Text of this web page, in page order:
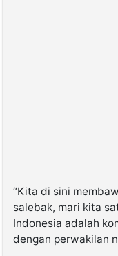
“Kita di sini
salebak, mari kita
Indonesia adalah
dengan perwakilan